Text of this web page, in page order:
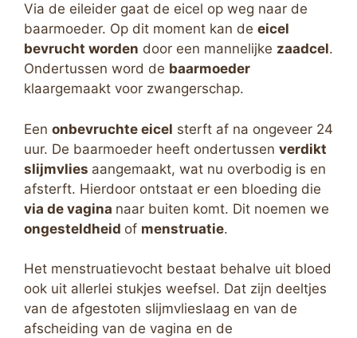
Via de eileider gaat de eicel op weg naar de
baarmoeder. Op dit moment kan de eicel
bevrucht worden door een mannelijke zaadcel.
Ondertussen word de baarmoeder
klaargemaakt voor zwangerschap.
Een onbevruchte eicel sterft af na ongeveer 24
uur. De baarmoeder heeft ondertussen verdikt
slijmvlies aangemaakt, wat nu overbodig is en
afsterft. Hierdoor ontstaat er een bloeding die
via de vagina naar buiten komt. Dit noemen we
ongesteldheid of menstruatie.
Het menstruatievocht bestaat behalve uit bloed
ook uit allerlei stukjes weefsel. Dat zijn deeltjes
van de afgestoten slijmvlieslaag en van de
afscheiding van de vagina en de